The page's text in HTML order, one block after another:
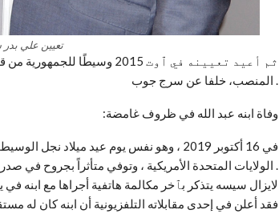
تعيين علي
ثم أعيد تعيينه في ٱوت
المنصب، خلفا عن سرج جوب .
:وفاة ابنه عبد الله في ظروف غامضة
في 16 أكتوبر 2019 ، وهو نفس يوم عيد
الولايات المتحدة الأمريكية ، وتوفي متأثراً بجروح في صدره في مستشفى مقاطعة هينيبين بأميركا .
لايزال سيسه يتذكر بٱخر مكالمة هاتفية أجراها مع
فقد أعلن في إحدى مقابلاته التلفزيونية أن ابنه كان